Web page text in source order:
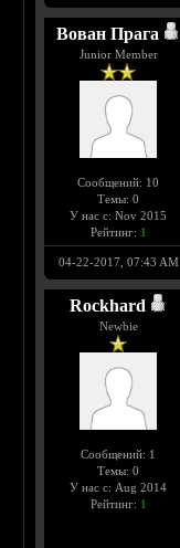
Вован Прага
Junior Member
Сообщений: 10
Темы: 0
У нас с: Nov 2015
Рейтинг: 1
04-22-2017, 07:43 AM
Rockhard
Newbie
Сообщений: 1
Темы: 0
У нас с: Aug 2014
Рейтинг: 1